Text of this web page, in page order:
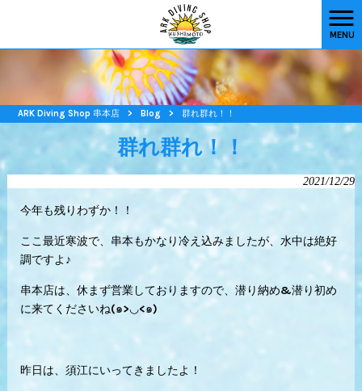
MENU
ARK Diving Shop 串本店 > Blog > 群れ群れ！！
群れ群れ！！
2021/12/29
今年も残りわずか！！
ここ最近寒波で、串本もかなり冷え込みましたが、水中は絶好
調ですよ♪
串本店は、休まず営業しておりますので、潜り納め&潜り初め
に来てくださいね(๑>◡<๑)
昨日は、須江にいってきましたよ！